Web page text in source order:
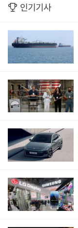
인기기사